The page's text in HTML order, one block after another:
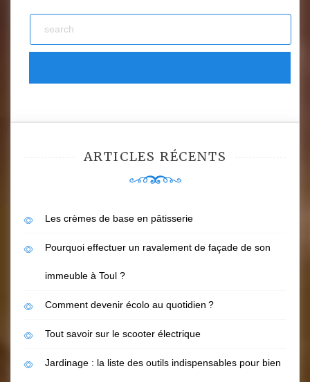
ARTICLES RÉCENTS
Les crèmes de base en pâtisserie
Pourquoi effectuer un ravalement de façade de son
immeuble à Toul ?
Comment devenir écolo au quotidien ?
Tout savoir sur le scooter électrique
Jardinage : la liste des outils indispensables pour bien